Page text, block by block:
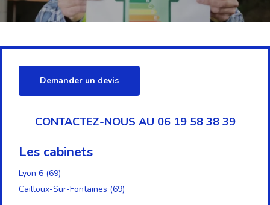
Demander un devis
CONTACTEZ-NOUS AU 06 19 58 38 39
Les cabinets
Lyon 6 (69)
Cailloux-Sur-Fontaines (69)